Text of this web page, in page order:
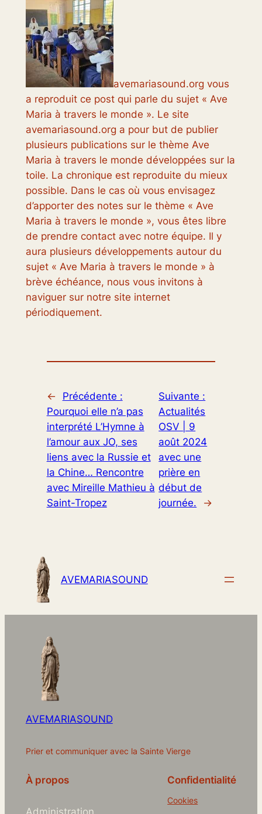
avemariasound.org vous
a reproduit ce post qui parle du sujet « Ave
Maria à travers le monde ». Le site
avemariasound.org a pour but de publier
plusieurs publications sur le thème Ave
Maria à travers le monde développées sur la
toile. La chronique est reproduite du mieux
possible. Dans le cas où vous envisagez
d’apporter des notes sur le thème « Ave
Maria à travers le monde », vous êtes libre
de prendre contact avec notre équipe. Il y
aura plusieurs développements autour du
sujet « Ave Maria à travers le monde » à
brève échéance, nous vous invitons à
naviguer sur notre site internet
périodiquement.
←
Précédente :
Pourquoi elle n’a pas
interprété L’Hymne à
l’amour aux JO, ses
liens avec la Russie et
la Chine… Rencontre
avec Mireille Mathieu à
Saint-Tropez
Suivante :
Actualités
OSV | 9
août 2024
avec une
prière en
début de
journée.
→
AVEMARIASOUND
AVEMARIASOUND
Prier et communiquer avec la Sainte Vierge
À propos Confidentialité
Cookies